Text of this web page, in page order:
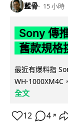
藍骨 15 小時
Sony 傳
舊款規格
最近有爆料指
WH-1000XM4C
全文
12 4 ↗